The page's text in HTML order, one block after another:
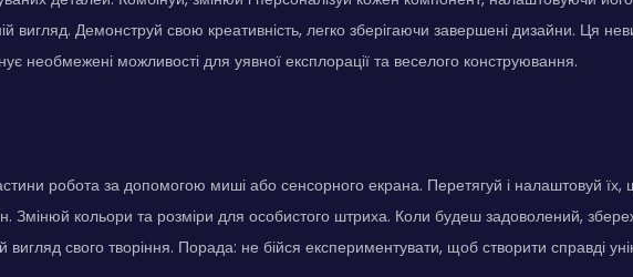
вигляд. Демонструй свою креативність, легко зберігаючи завершені дизайни. Ця
необмежені можливості для уявної експлорації та веселого конструювання.
робота за допомогою миші або сенсорного екрана. Перетягуй і налаштовуй їх,
Змінюй кольори та розміри для особистого штриха. Коли будеш задоволений,
вигляд свого творіння. Порада: не бійся експериментувати, щоб створити справді